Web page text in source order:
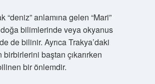
“deniz” anlamına gelen “Mari”
bilimlerinde veya okyanus
de bilinir. Ayrıca Trakya’daki
birbirlerini baştan çıkarırken
bir önlemdir.